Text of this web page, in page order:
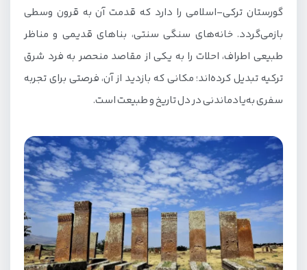
گورستان ترکی-اسلامی را دارد که قدمت آن به قرون وسطی
بازمی‌گردد. خانه‌های سنگی سنتی، بناهای قدیمی و مناظر
طبیعی اطراف، احلات را به یکی از مقاصد منحصر به فرد شرق
ترکیه تبدیل کرده‌اند؛ مکانی که بازدید از آن، فرصتی برای تجربه
سفری به‌یادماندنی در دل تاریخ و طبیعت است.